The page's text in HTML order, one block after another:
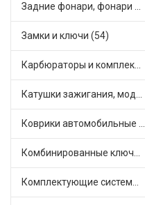
Задние фонари, фонари видимости (5)
Замки и ключи (54)
Карбюраторы и комплектующие (32)
Катушки зажигания, модули зажигания (3)
Коврики автомобильные (7)
Комбинированные ключи (3)
Комплектующие системы выпуска отработавших газов (10)